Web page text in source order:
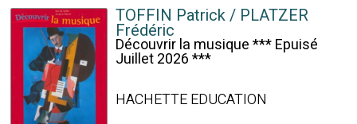
TOFFIN Patrick / PLATZER
Frédéric
Découvrir la musique *** Epuisé
Juillet 2026 ***
HACHETTE EDUCATION